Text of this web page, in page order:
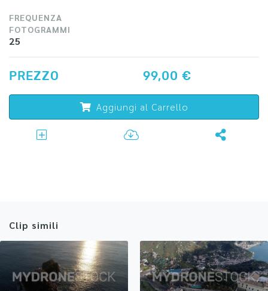
FREQUENZA
FOTOGRAMMI
25
PREZZO 99,00 €
Aggiungi al Carrello
Clip simili